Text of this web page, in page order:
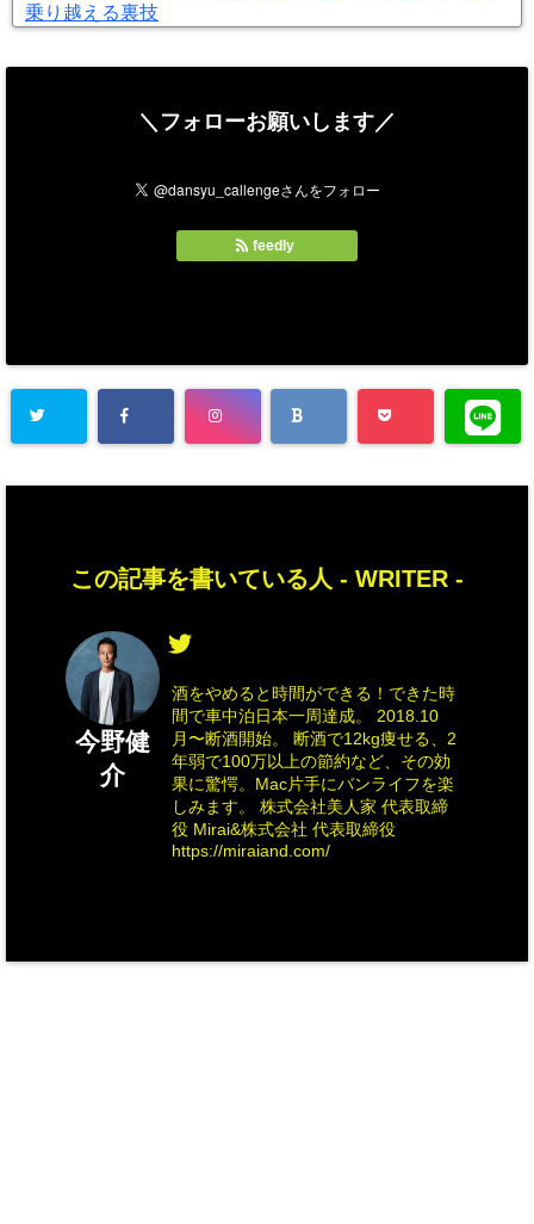
乗り越える裏技
＼フォローお願いします／
feedly
この記事を書いている人 - WRITER -
今野健
介
酒をやめると時間ができる！できた時
間で車中泊日本一周達成。 2018.10
月〜断酒開始。 断酒で12kg痩せる、2
年弱で100万以上の節約など、その効
果に驚愕。Mac片手にバンライフを楽
しみます。 株式会社美人家 代表取締
役 Mirai&株式会社 代表取締役
https://miraiand.com/